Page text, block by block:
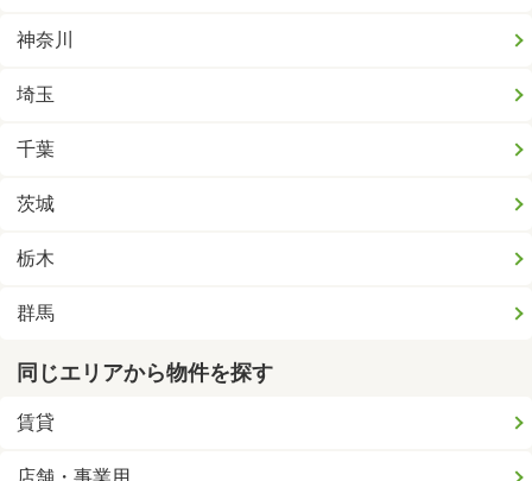
神奈川
埼玉
千葉
茨城
栃木
群馬
同じエリアから物件を探す
賃貸
店舗・事業用